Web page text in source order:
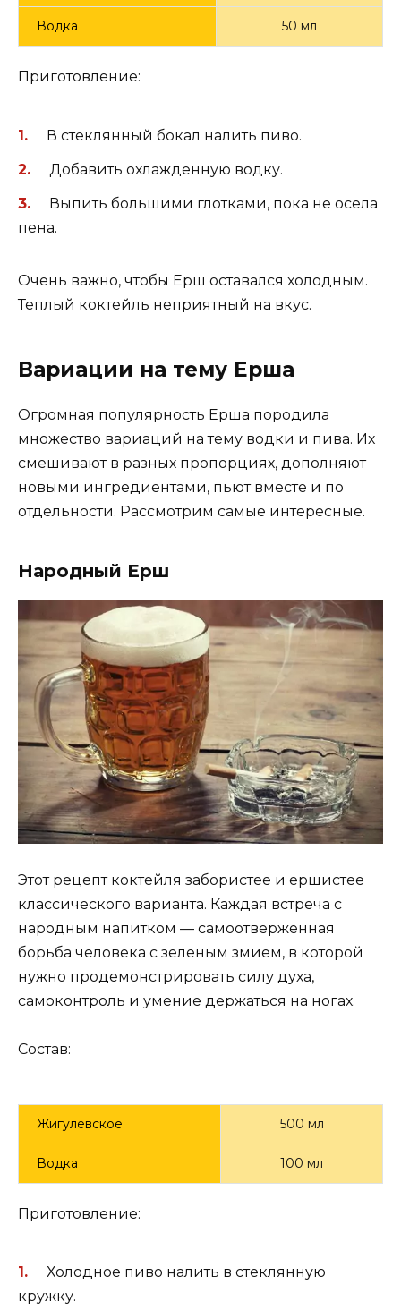
Водка 50 мл
Приготовление:
В стеклянный бокал налить пиво.
Добавить охлажденную водку.
Выпить большими глотками, пока не осела
пена.
Очень важно, чтобы Ерш оставался холодным.
Теплый коктейль неприятный на вкус.
Вариации на тему Ерша
Огромная популярность Ерша породила
множество вариаций на тему водки и пива. Их
смешивают в разных пропорциях, дополняют
новыми ингредиентами, пьют вместе и по
отдельности. Рассмотрим самые интересные.
Народный Ерш
Этот рецепт коктейля забористее и ершистее
классического варианта. Каждая встреча с
народным напитком — самоотверженная
борьба человека с зеленым змием, в которой
нужно продемонстрировать силу духа,
самоконтроль и умение держаться на ногах.
Состав:
Жигулевское 500 мл
Водка 100 мл
Приготовление:
Холодное пиво налить в стеклянную
кружку.